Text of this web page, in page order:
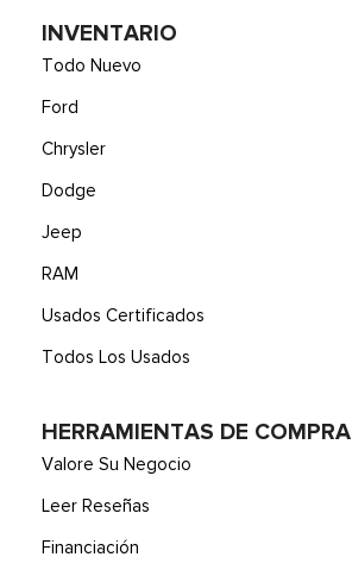
INVENTARIO
Todo Nuevo
Ford
Chrysler
Dodge
Jeep
RAM
Usados Certificados
Todos Los Usados
HERRAMIENTAS DE COMPRA
Valore Su Negocio
Leer Reseñas
Financiación